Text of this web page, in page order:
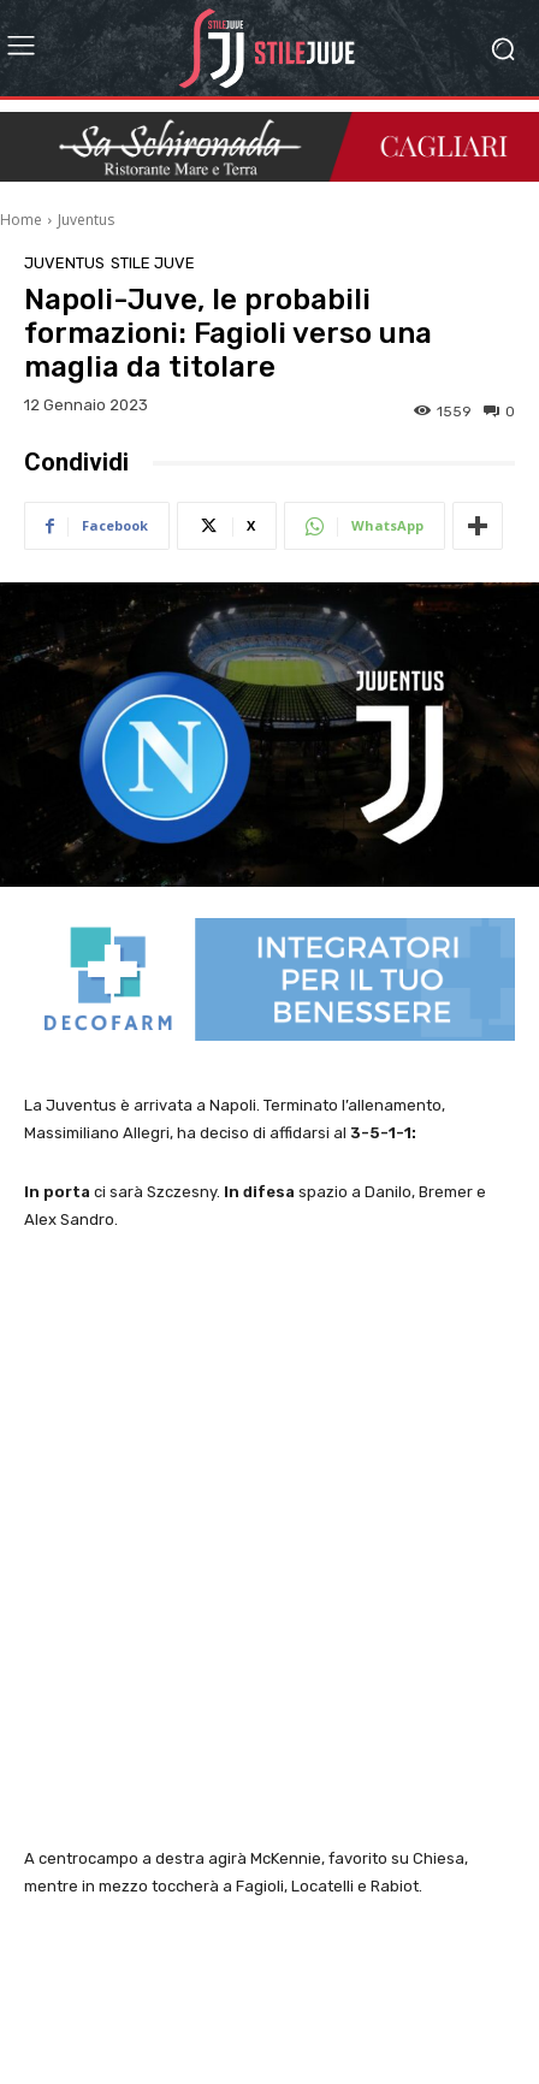
Home Juventus
JUVENTUS STILE JUVE
Napoli-Juve, le probabili
formazioni: Fagioli verso una
maglia da titolare
12 Gennaio 2023 0
1559
Condividi
Facebook X WhatsApp
La Juventus è arrivata a Napoli. Terminato l’allenamento,
Massimiliano Allegri, ha deciso di affidarsi al 3-5-1-1:
In porta ci sarà Szczesny. In difesa spazio a Danilo, Bremer e
Alex Sandro.
A centrocampo a destra agirà McKennie, favorito su Chiesa,
mentre in mezzo toccherà a Fagioli, Locatelli e Rabiot.